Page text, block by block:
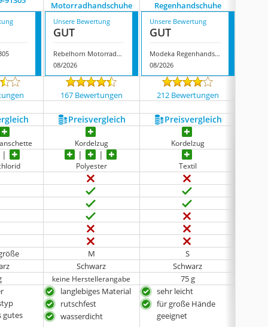
Motorradhandschuhe
Regenhandschuhe
Unsere Bewertung
GUT
Rebelhorn Motorradhandschuhe
08/2026
Unsere Bewertung
GUT
Modeka Regenhandschuhe
08/2026
167 Bewertungen 212 Bewertungen
Preis­vergleich Preis­vergleich
Kordelzug Kordelzug
Polyester Textil
M
S
Schwarz
Schwarz
keine Herstellerangabe 75 g
gutes
langlebiges Material
rutschfest
wasserdicht
sehr leicht
für große Hände
geeignet